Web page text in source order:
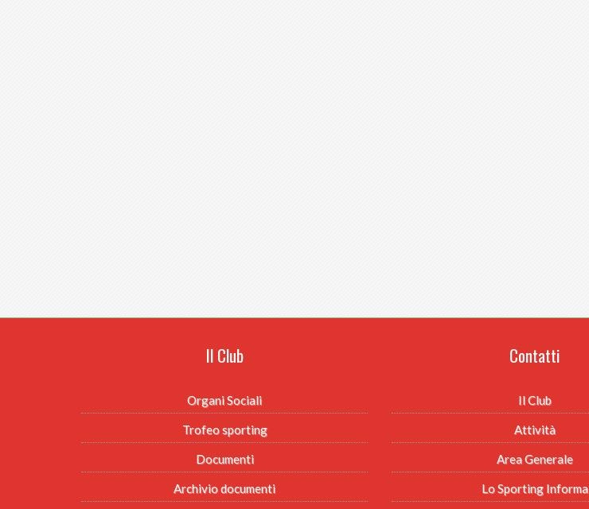
Il Club
Organi Sociali
Trofeo sporting
Documenti
Archivio documenti
Contatti
Il Club
Attività
Area Generale
Lo Sporting Informa